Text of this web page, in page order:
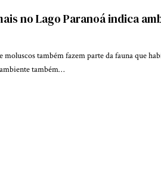
no Lago Paranoá indica
moluscos também fazem parte da fauna que
também…